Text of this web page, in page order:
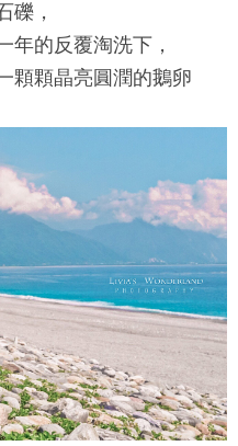
礫，
年的反覆淘洗下，
顆顆晶亮圓潤的鵝卵